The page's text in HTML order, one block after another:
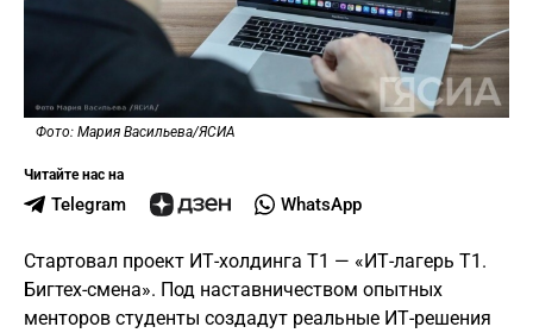
Фото: Мария Васильева/ЯСИА
Читайте нас на
Telegram WhatsApp
Стартовал проект ИТ-холдинга Т1 — «ИТ-лагерь Т1.
Бигтех-смена». Под наставничеством опытных
менторов студенты создадут реальные ИТ-решения